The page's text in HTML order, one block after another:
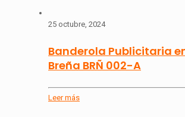
25 octubre, 2024
Banderola Publicitaria
Breña BRÑ 002-A
Leer más